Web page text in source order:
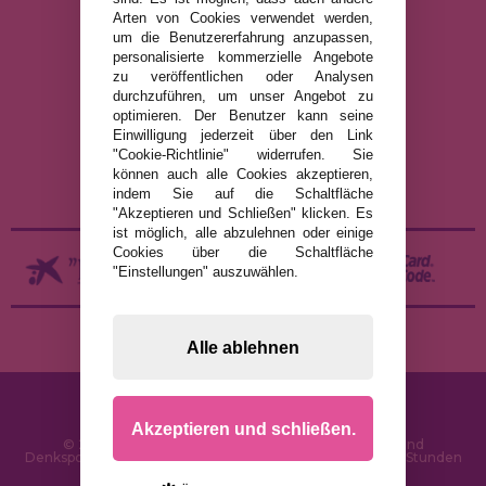
RECHTLICHE HINWEISE
DATENSCHUTZRICHTLINIE
COOKIE-RICHTLINIE
VERSAND UND RÜCKGABE
RÜCKGABE / WIDERRUF
© 2026 PuzzleLaden.de - Online-Shop für Puzzles und
Denksportaufgaben im Internet. Schnelle Lieferung in 24 Stunden
Arten von Cookies verwendet werden,
um die Benutzererfahrung anzupassen,
personalisierte kommerzielle Angebote
zu veröffentlichen oder Analysen
durchzuführen, um unser Angebot zu
optimieren. Der Benutzer kann seine
Einwilligung jederzeit über den Link
"Cookie-Richtlinie" widerrufen. Sie
können auch alle Cookies akzeptieren,
indem Sie auf die Schaltfläche
"Akzeptieren und Schließen" klicken. Es
ist möglich, alle abzulehnen oder einige
Cookies über die Schaltfläche
"Einstellungen" auszuwählen.
Alle ablehnen
Akzeptieren und schließen.